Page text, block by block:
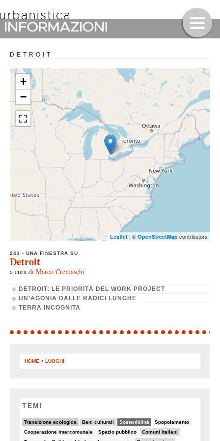
DETROIT
+
−
Leaflet | © OpenStreetMap contributors
241 - UNA FINESTRA SU
Detroit
a cura di Marco Cremaschi
DETROIT: LE PRIORITÀ DEL WORK PROJECT
UN’AGONIA DALLE RADICI LUNGHE
TERRA INCOGNITA
HOME > LUOGHI
TEMI
Transizione ecologica
30/90 Beni culturali
11/90 Sostenibilità
69/90 Spopolamento
6/90
Cooperazione intercomunale
7/90 Spazio pubblico
8/90 Comuni italiani
18/90
8/90
8/90
5/90
24/90